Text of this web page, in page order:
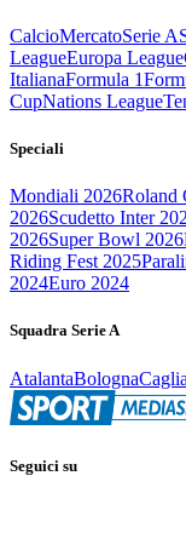
CalcioMercatoSerie A
LeagueEuropa League
ItalianaFormula 1
CupNations League
Speciali
Mondiali 2026Roland
2026Scudetto Inter
2026Super Bowl 2026
Riding Fest 2025
2024Euro 2024
Squadra Serie A
AtalantaBologna
Seguici su